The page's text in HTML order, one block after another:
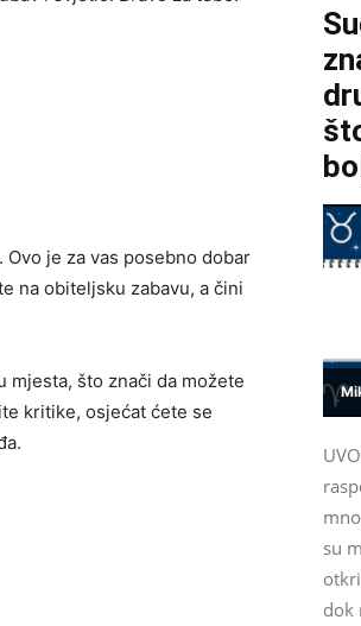
je za vas posebno dobar
na obiteljsku zabavu, a čini
mjesta, što znači da možete
kritike, osjećat ćete se
su
dok